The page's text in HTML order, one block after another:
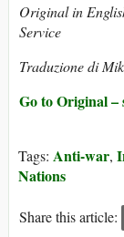
Original in
Service
Traduzione di
Go to Original –
Tags: Anti-war,
Nations
Share this article: